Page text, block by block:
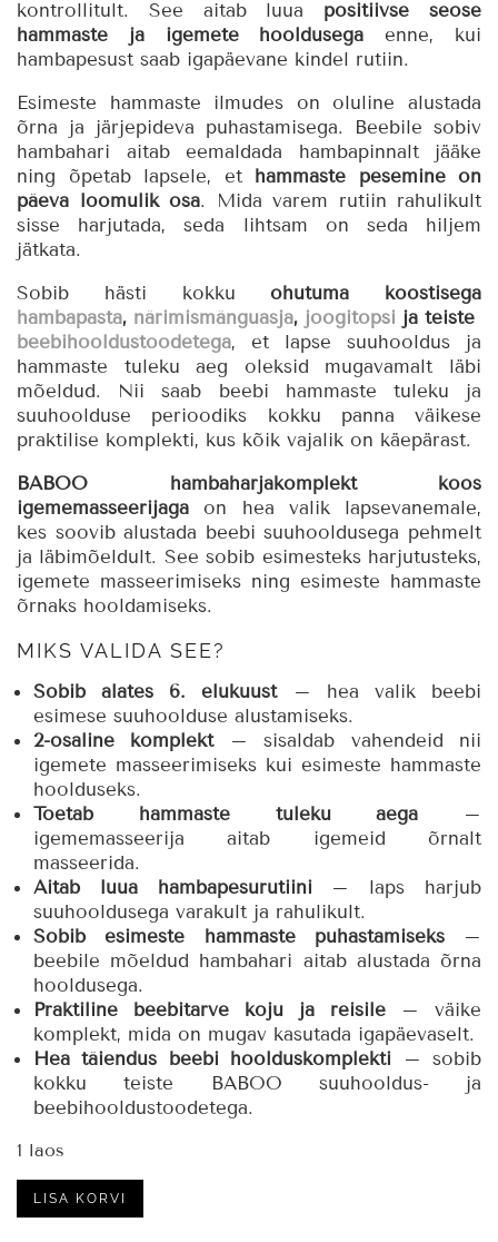
kontrollitult. See aitab luua positiivse seose
hammaste ja igemete hooldusega enne, kui
hambapesust saab igapäevane kindel rutiin.
Esimeste hammaste ilmudes on oluline alustada
õrna ja järjepideva puhastamisega. Beebile sobiv
hambahari aitab eemaldada hambapinnalt jääke
ning õpetab lapsele, ethammaste pesemine on
päeva loomulik osa. Mida varem rutiin rahulikult
sisse harjutada, seda lihtsam on seda hiljem
jätkata.
Sobib hästi kokkuohutuma koostisega
hambapasta, närimismänguasja, joogitopsi ja teiste
beebihooldustoodetega, et lapse suuhooldus ja
hammaste tuleku aeg oleksid mugavamalt läbi
mõeldud. Nii saab beebi hammaste tuleku ja
suuhoolduse perioodiks kokku panna väikese
praktilise komplekti, kus kõik vajalik on käepärast.
BABOO hambaharjakomplekt koos
igememasseerijaga on hea valik lapsevanemale,
kes soovib alustada beebi suuhooldusega pehmelt
ja läbimõeldult. See sobib esimesteks harjutusteks,
igemete masseerimiseks ning esimeste hammaste
õrnaks hooldamiseks.
MIKS VALIDA SEE?
Sobib alates 6. elukuust– hea valik beebi
esimese suuhoolduse alustamiseks.
2-osaline komplekt– sisaldab vahendeid nii
igemete masseerimiseks kui esimeste hammaste
hoolduseks.
Toetab hammaste tuleku aega –
igememasseerija aitab igemeid õrnalt
masseerida.
Aitab luua hambapesurutiini– laps harjub
suuhooldusega varakult ja rahulikult.
Sobib esimeste hammaste puhastamiseks–
beebile mõeldud hambahari aitab alustada õrna
hooldusega.
Praktiline beebitarve koju ja reisile – väike
komplekt, mida on mugav kasutada igapäevaselt.
Hea täiendus beebi hoolduskomplekti – sobib
kokku teiste BABOO suuhooldus- ja
beebihooldustoodetega.
1 laos
BABOO
beebi
LISA KORVI